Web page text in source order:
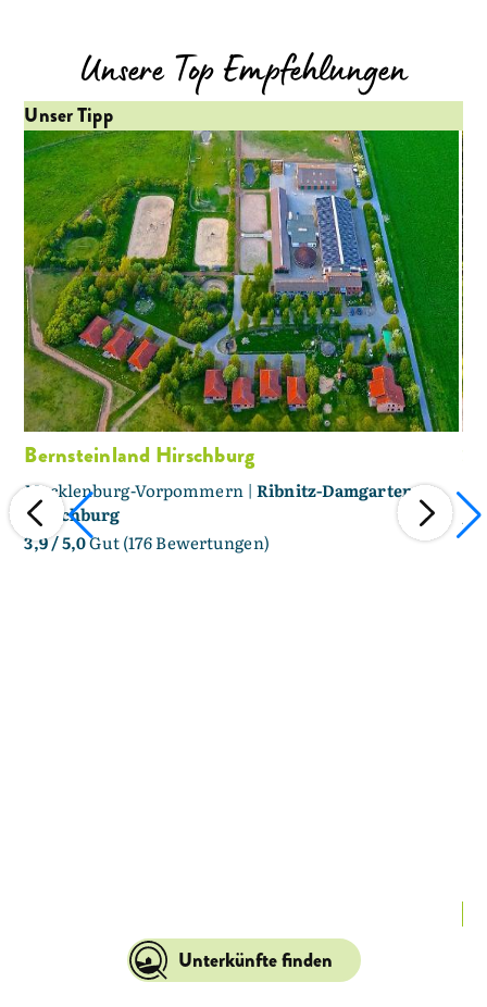
Unsere Top Empfehlungen
Unser Tipp
Bernsteinland Hirschburg
Mecklenburg-Vorpommern |Ribnitz-Damgarten -
Hirschburg
3,9/ 5,0Gut (176 Bewertungen)
5,0
Unterkünfte finden